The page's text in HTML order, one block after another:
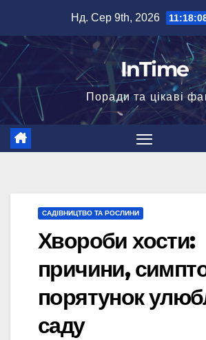
вмісту
Нд. Сер 9th, 2026
InTime
Поради та цікаві
САДІВНИЦТВО ТА РОСЛИНИ
Хвороби хости:
причини,
порятунок
саду